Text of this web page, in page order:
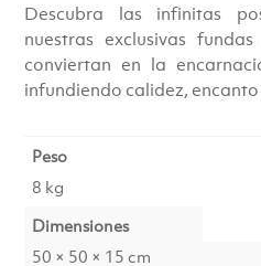
Descubra las infinitas
nuestras exclusivas
conviertan en la
infundiendo calidez,
Peso
8 kg
Dimensiones
50 × 50 × 15 cm